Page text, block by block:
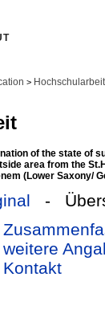
>
of the state of
area from the
(Lower Saxony/
-
weitere
Kontakt